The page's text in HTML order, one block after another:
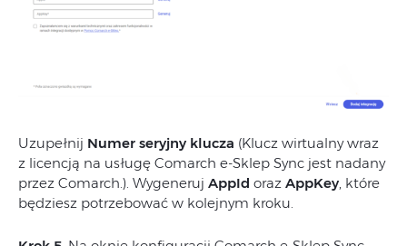
Uzupełnij Numer seryjny klucza (Klucz wirtualny wraz
z licencją na usługę Comarch e-Sklep Sync jest nadany
przez Comarch.). Wygeneruj AppId oraz AppKey , które
będziesz potrzebować w kolejnym kroku.